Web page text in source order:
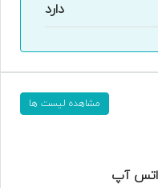
دارد
مشاهده لیست ها
آپ